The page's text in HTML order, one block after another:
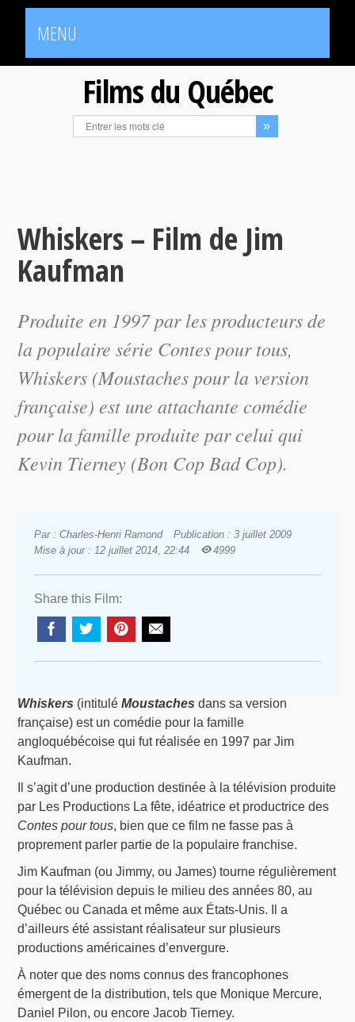
MENU
Films du Québec
Whiskers – Film de Jim
Kaufman
Produite en 1997 par les producteurs de
la populaire série Contes pour tous,
Whiskers (Moustaches pour la version
française) est une attachante comédie
pour la famille produite par celui qui
Kevin Tierney (Bon Cop Bad Cop).
Par : Charles-Henri Ramond
Publication : 3 juillet 2009
Mise à jour : 12 juillet 2014, 22:44
4999
Share this Film:
Whiskers (intituléMoustaches dans sa version
française) est un comédie pour la famille
angloquébécoise qui fut réalisée en 1997 par Jim
Kaufman.
Il s’agit d’une production destinée à la télévision produite
par Les Productions La fête, idéatrice et productrice des
Contes pour tous, bien que ce film ne fasse pas à
proprement parler partie de la populaire franchise.
Jim Kaufman (ou Jimmy, ou James) tourne régulièrement
pour la télévision depuis le milieu des années 80, au
Québec ou Canada et même aux États-Unis. Il a
d’ailleurs été assistant réalisateur sur plusieurs
productions américaines d’envergure.
À noter que des noms connus des francophones
émergent de la distribution, tels que Monique Mercure,
Daniel Pilon, ou encore Jacob Tierney.